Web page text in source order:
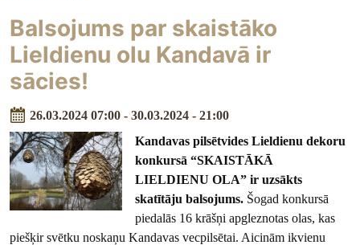
Balsojums par skaistāko
Lieldienu olu Kandavā ir
sācies!
26.03.2024 07:00 - 30.03.2024 - 21:00
Kandavas pilsētvides Lieldienu dekoru
konkursā “SKAISTĀKĀ
LIELDIENU OLA” ir uzsākts
skatītāju balsojums. Šogad konkursā
piedalās 16 krāšņi apgleznotas olas, kas
piešķir svētku noskaņu Kandavas vecpilsētai. Aicinām ikvienu